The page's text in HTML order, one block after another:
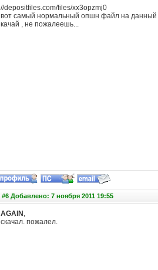
//depositfiles.com/files/xx3opzmj0
вот самый нормальный опшн файл на данный
качай , не пожалеешь...
#6 Добавлено: 7 ноября 2011 19:55
AGAIN ,
скачал. пожалел.